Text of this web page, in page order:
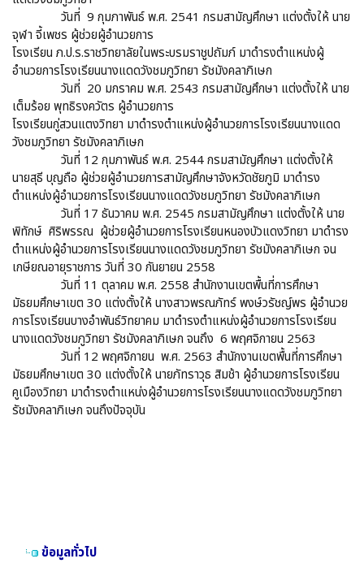
วันที่ 9 กุมภาพันธ์ พ.ศ. 2541 กรมสามัญศึกษา แต่งตั้งให้ นาย
จุฬา จี้เพชร ผู้ช่วยผู้อำนวยการ
โรงเรียน ภ.ป.ร.ราชวิทยาลัยในพระบรมราชูปถัมภ์ มาดำรงตำแหน่งผู้
อำนวยการโรงเรียนนางแดดวังชมภูวิทยา รัชมังคลาภิเษก
วันที่ 20 มกราคม พ.ศ. 2543 กรมสามัญศึกษา แต่งตั้งให้ นาย
เต็มร้อย พุทธิรงควัตร ผู้อำนวยการ
โรงเรียนกู่สวนแตงวิทยา มาดำรงตำแหน่งผู้อำนวยการโรงเรียนนางแดด
วังชมภูวิทยา รัชมังคลาภิเษก
วันที่ 12 กุมภาพันธ์ พ.ศ. 2544 กรมสามัญศึกษา แต่งตั้งให้
นายสุธี บุญถือ ผู้ช่วยผู้อำนวยการสามัญศึกษาจังหวัดชัยภูมิ มาดำรง
ตำแหน่งผู้อำนวยการโรงเรียนนางแดดวังชมภูวิทยา รัชมังคลาภิเษก
วันที่ 17 ธันวาคม พ.ศ. 2545 กรมสามัญศึกษา แต่งตั้งให้ นาย
พิทักษ์ ศิริพรรณ ผู้ช่วยผู้อำนวยการโรงเรียนหนองบัวแดงวิทยา มาดำรง
ตำแหน่งผู้อำนวยการโรงเรียนนางแดดวังชมภูวิทยา รัชมังคลาภิเษก จน
เกษียณอายุราชการ วันที่ 30 กันยายน 2558
วันที่ 11 ตุลาคม พ.ศ. 2558 สำนักงานเขตพื้นที่การศึกษา
มัธยมศึกษาเขต 30 แต่งตั้งให้ นางสาวพรณภัทร์ พงษ์วรัชญ์พร ผู้อำนวย
การโรงเรียนบางอำพันธ์วิทยาคม มาดำรงตำแหน่งผู้อำนวยการโรงเรียน
นางแดดวังชมภูวิทยา รัชมังคลาภิเษก จนถึง 6 พฤศจิกายน 2563
วันที่ 12 พฤศจิกายน พ.ศ. 2563 สำนักงานเขตพื้นที่การศึกษา
มัธยมศึกษาเขต 30 แต่งตั้งให้ นายภัทราวุธ สิมช้า ผู้อำนวยการโรงเรียน
คูเมืองวิทยา มาดำรงตำแหน่งผู้อำนวยการโรงเรียนนางแดดวังชมภูวิทยา
รัชมังคลาภิเษก จนถึงปัจจุบัน
ข้อมูลทั่วไป